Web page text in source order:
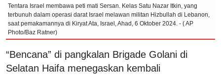
Tentara Israel membawa peti mati Sersan. Kelas Satu Nazar Itkin, yang
terbunuh dalam operasi darat Israel melawan militan Hizbullah di Lebanon,
saat pemakamannya di Kiryat Ata, Israel, Ahad, 6 Oktober 2024. - ( AP
Photo/Baz Ratner)
“Bencana” di pangkalan Brigade Golani di
Selatan Haifa menegaskan kembali